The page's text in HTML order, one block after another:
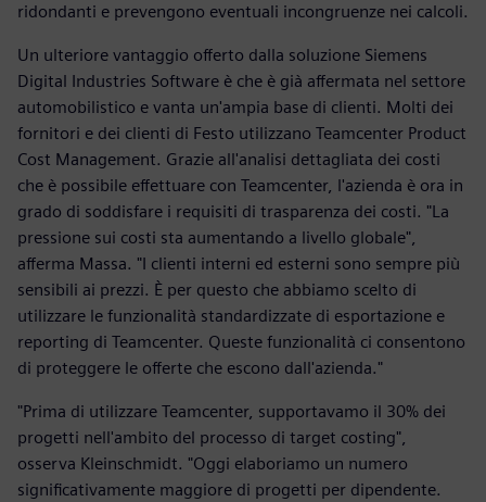
ridondanti e prevengono eventuali incongruenze nei calcoli.
Un ulteriore vantaggio offerto dalla soluzione Siemens
Digital Industries Software è che è già affermata nel settore
automobilistico e vanta un'ampia base di clienti. Molti dei
fornitori e dei clienti di Festo utilizzano Teamcenter Product
Cost Management. Grazie all'analisi dettagliata dei costi
che è possibile effettuare con Teamcenter, l'azienda è ora in
grado di soddisfare i requisiti di trasparenza dei costi. "La
pressione sui costi sta aumentando a livello globale",
afferma Massa. "I clienti interni ed esterni sono sempre più
sensibili ai prezzi. È per questo che abbiamo scelto di
utilizzare le funzionalità standardizzate di esportazione e
reporting di Teamcenter. Queste funzionalità ci consentono
di proteggere le offerte che escono dall'azienda."
"Prima di utilizzare Teamcenter, supportavamo il 30% dei
progetti nell'ambito del processo di target costing",
osserva Kleinschmidt. "Oggi elaboriamo un numero
significativamente maggiore di progetti per dipendente.